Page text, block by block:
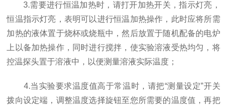
3.需要进行恒温加热时，请打开加热开关，指示灯亮，
恒温指示灯亮，表明可以进行恒温加热操作，此时应将所需
加热的液体置于烧杯或烧瓶中，然后放置于随机配备的电炉
上以备加热操作，同时进行搅拌，使实验溶液受热均匀，将
控温探头置于溶液中，以便测量溶液实际温度；
4.当实验要求温度值高于常温时，请把“测量设定”开关
拨向设定端，调整温度选择旋钮至您所需要的温度值，再把